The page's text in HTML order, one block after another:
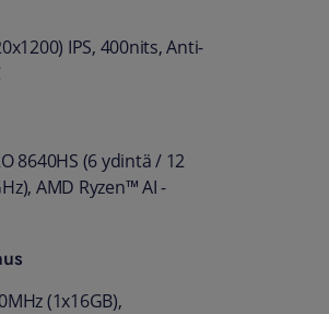
IPS, 400nits, Anti-
8640HS (6 ydintä / 12
AMD Ryzen™ AI -
(1x16GB),